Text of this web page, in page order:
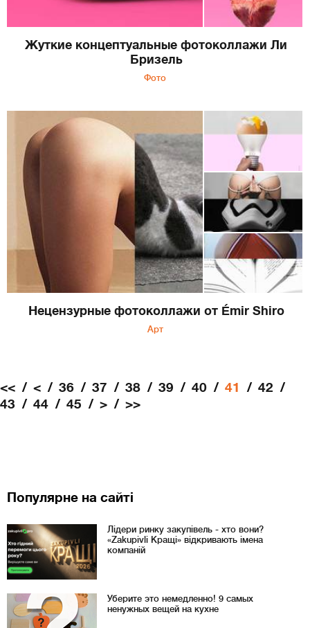
Жуткие концептуальные фотоколлажи Ли
Бризель
Фото
Нецензурные фотоколлажи от Émir Shiro
Арт
<< < 36 37 38 39 40 41
42
43
44 45 > >>
Популярне на сайті
Лідери ринку закупівель - хто вони?
«Zakupivli Кращі» відкривають імена
компаній
Уберите это немедленно! 9 самых
ненужных вещей на кухне